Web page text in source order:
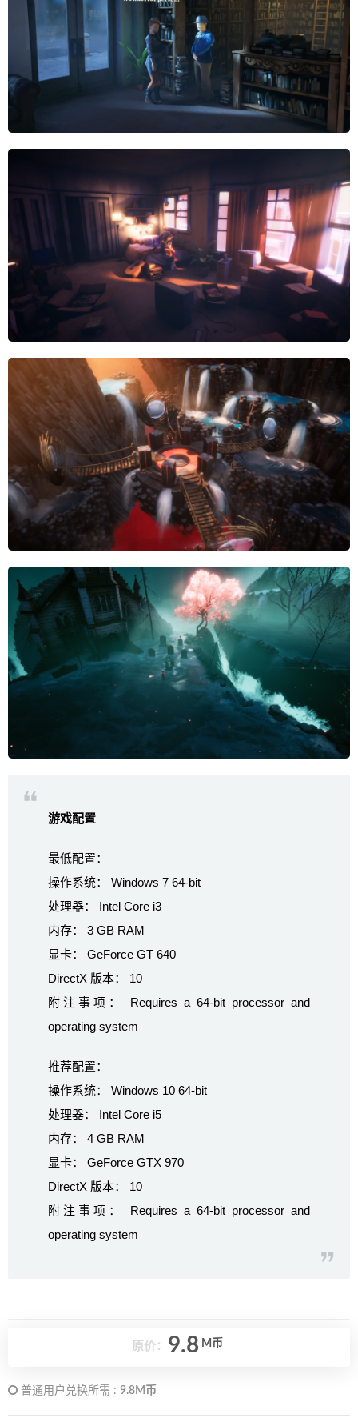
游戏配置
最低配置：
操作系统： Windows 7 64-bit
处理器： Intel Core i3
内存： 3 GB RAM
显卡： GeForce GT 640
DirectX 版本： 10
附注事项： Requires a 64-bit processor and
operating system
推荐配置：
操作系统： Windows 10 64-bit
处理器： Intel Core i5
内存： 4 GB RAM
显卡： GeForce GTX 970
DirectX 版本： 10
附注事项： Requires a 64-bit processor and
operating system
原价： 9.8 M币
普通用户兑换所需 : 9.8M币